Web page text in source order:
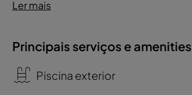
Ler mais
Principais serviços e amenities
Piscina exterior